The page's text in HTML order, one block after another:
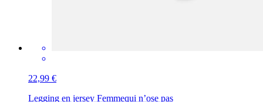
22,99 €
Legging en jersey Femmequi n’ose pas